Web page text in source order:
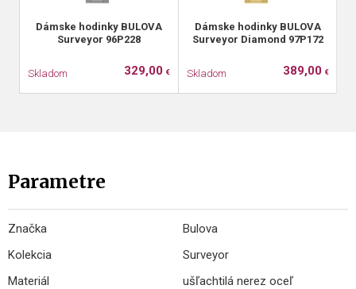
Dámske hodinky BULOVA
Surveyor 96P228
Skladom 329,00 €
Dámske hodinky BULOVA
Surveyor Diamond 97P172
Skladom 389,00 €
Parametre
Značka
Bulova
Kolekcia
Surveyor
Materiál
ušľachtilá nerez oceľ